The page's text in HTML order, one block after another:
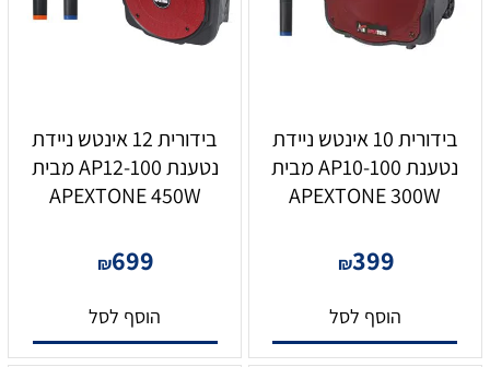
בידורית 10 אינטש ניידת
נטענת AP10-100 מבית
APEXTONE 300W
₪399
הוסף לסל
בידורית 12 אינטש ניידת
נטענת AP12-100 מבית
APEXTONE 450W
₪699
הוסף לסל